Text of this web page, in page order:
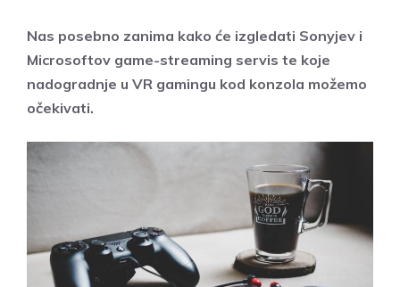
Nas posebno zanima kako će izgledati Sonyjev i
Microsoftov game-streaming servis te koje
nadogradnje u VR gamingu kod konzola možemo
očekivati.